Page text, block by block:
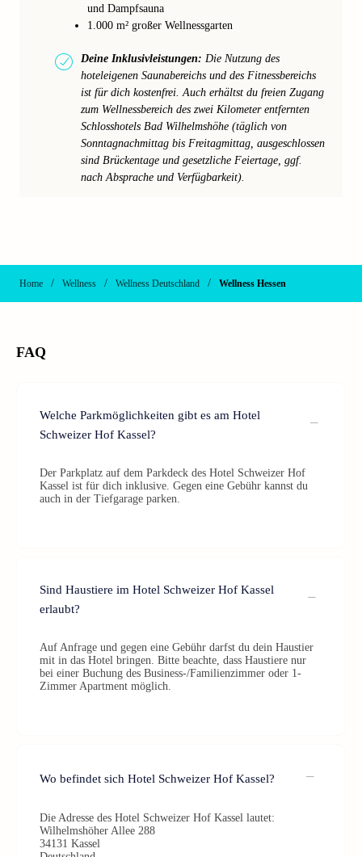
und Dampfsauna
1.000 m² großer Wellnessgarten
Deine Inklusivleistungen: Die Nutzung des
hoteleigenen Saunabereichs und des Fitnessbereichs
ist für dich kostenfrei. Auch erhältst du freien Zugang
zum Wellnessbereich des zwei Kilometer entfernten
Schlosshotels Bad Wilhelmshöhe (täglich von
Sonntagnachmittag bis Freitagmittag, ausgeschlossen
sind Brückentage und gesetzliche Feiertage, ggf.
nach Absprache und Verfügbarkeit).
Home / Wellness / Wellness Deutschland / Wellness Hessen
FAQ
Welche Parkmöglichkeiten gibt es am Hotel
Schweizer Hof Kassel?
Der Parkplatz auf dem Parkdeck des Hotel Schweizer Hof
Kassel ist für dich inklusive. Gegen eine Gebühr kannst du
auch in der Tiefgarage parken.
Sind Haustiere im Hotel Schweizer Hof Kassel
erlaubt?
Auf Anfrage und gegen eine Gebühr darfst du dein Haustier
mit in das Hotel bringen. Bitte beachte, dass Haustiere nur
bei einer Buchung des Business-/Familienzimmer oder 1-
Zimmer Apartment möglich.
Wo befindet sich Hotel Schweizer Hof Kassel?
Die Adresse des Hotel Schweizer Hof Kassel lautet:
Wilhelmshöher Allee 288
34131 Kassel